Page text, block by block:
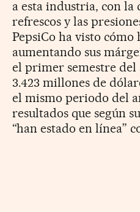
a esta industria, con la
refrescos y las
PepsiCo ha visto cómo
aumentando sus
el primer semestre del
3.423 millones de
el mismo periodo del
resultados que según
“han estado en línea”